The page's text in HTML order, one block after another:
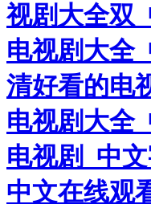
视剧大全双
电视剧大全
清好看的电
电视剧大全
电视剧_中
中文在线观